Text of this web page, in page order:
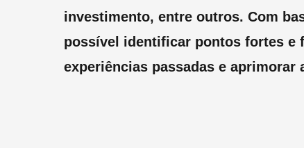
investimento, entre outros. Com
possível identificar pontos fortes e
experiências passadas e aprimorar